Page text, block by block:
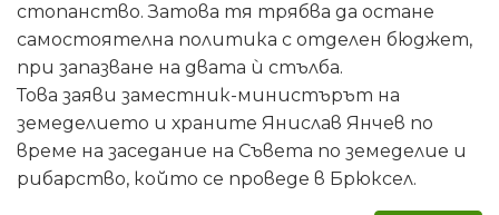
стопанство. Затова тя трябва да остане
самостоятелна политика с отделен бюджет,
при запазване на двата ѝ стълба.
Това заяви заместник-министърът на
земеделието и храните Янислав Янчев по
време на заседание на Съвета по земеделие и
рибарство, който се проведе в Брюксел.